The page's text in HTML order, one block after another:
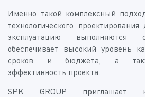
Именно такой комплексный
технологического
эксплуатацию выполняются
обеспечивает высокий уровень
сроков и бюджета, а
эффективность проекта.
SPK GROUP приглашает к